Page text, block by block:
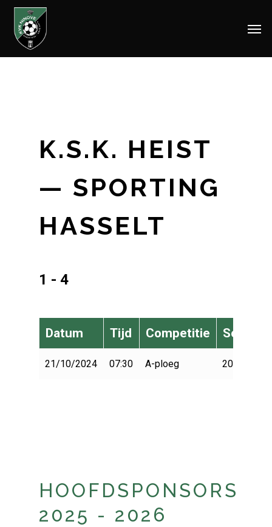
Skip
K.S.K. HEIST
— SPORTING
HASSELT
1 - 4
Datum Tijd Competitie Seizoen
21/10/2024 07:30 A-ploeg 2024-2025
HOOFDSPONSORS
2025 - 2026